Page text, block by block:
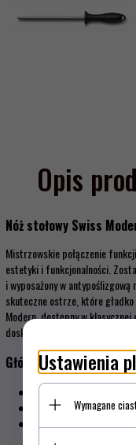
Opis
Nóż stołowy Swiss
Mistrzowskie połączenie
estetyki i funkcjonalności.
i wyposażony w
skuteczne ostrze, które
Modern, dostępny w
doskonałe narzędzie dla
Główne cechy
Idealny nóż do owoców
Wyprodukowany w
Wyjątkowo ostre,
syntetyczna rękojeść.
Ustawienia
Wymagane